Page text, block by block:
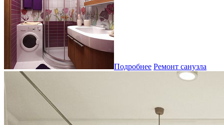
Подробнее Ремонт санузла